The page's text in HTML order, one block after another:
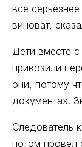
всё
виноват,
Дети вместе
привозили
они, потому
документах.
Следователь
потом провёл